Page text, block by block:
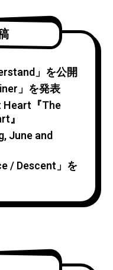
」を公開
」を発表
Heart『The
』
June and
/ Descent」を